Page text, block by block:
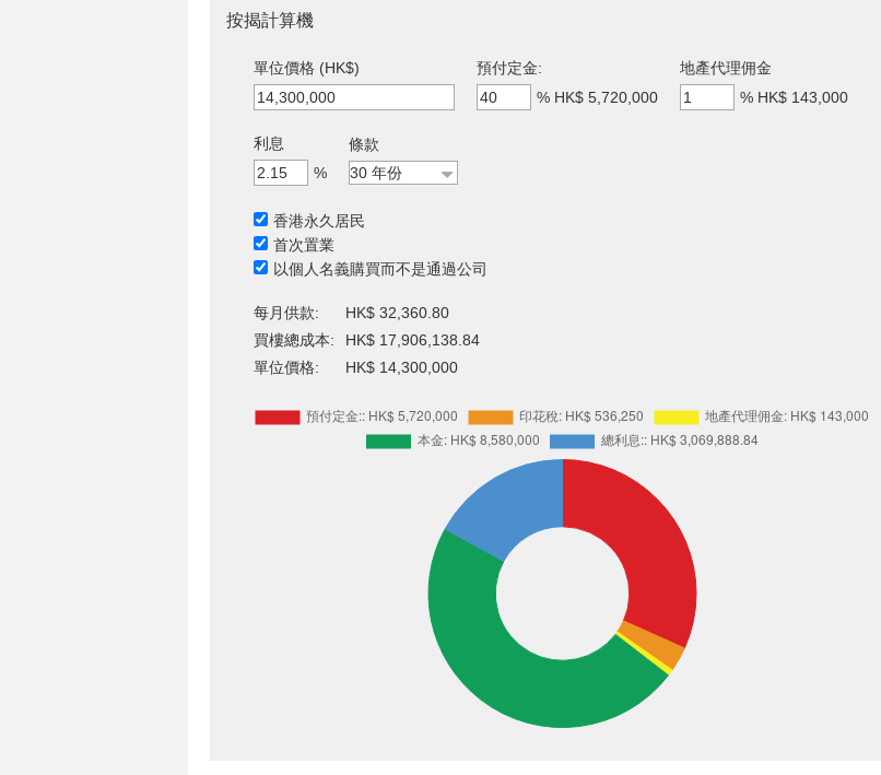
按揭計算機
單位價格 (HK$)
預付定金:
% HK$ 5,720,000
地產代理佣金
% HK$ 143,000
利息
%
條款
香港永久居民
首次置業
以個人名義購買而不是通過公司
每月供款:
HK$ 32,360.80
買樓總成本:
HK$ 17,906,138.84
單位價格:
HK$ 14,300,000